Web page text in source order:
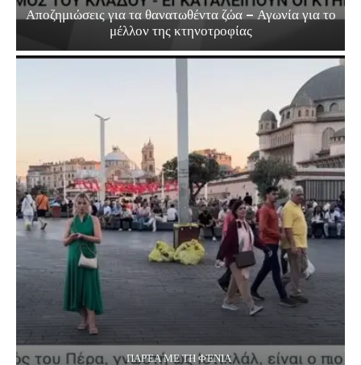
Αποζημιώσεις για τα θανατωθέντα ζώα – Αγωνία για το
μέλλον της κτηνοτροφίας
ΠΑΡΈΑ ΜΕ ΤΗ ΦΈΝΙΑ